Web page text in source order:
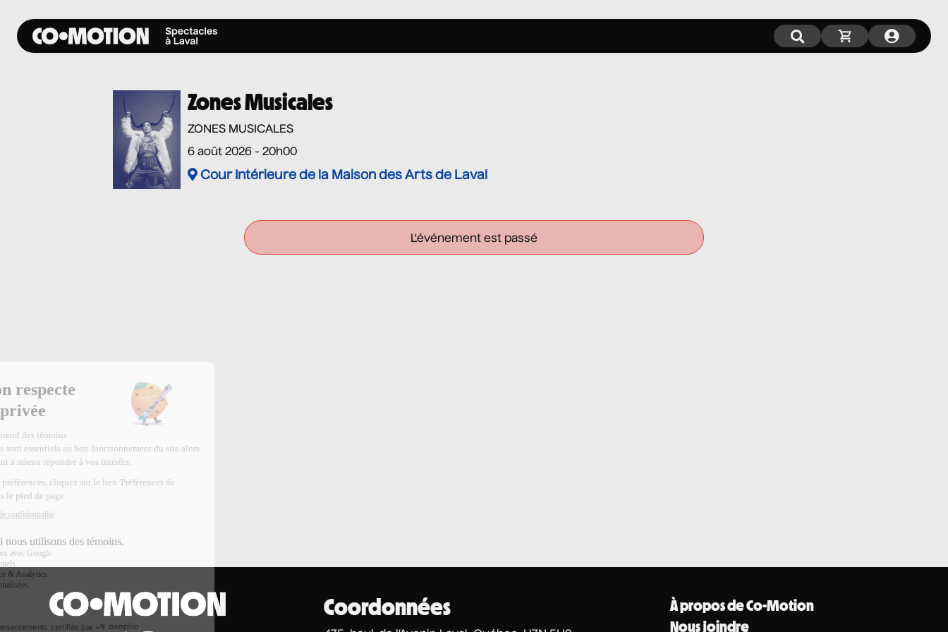
Zones Musicales
ZONES MUSICALES
6 août 2026 - 20h00
Cour Intérieure de la Maison des Arts de Laval
L'événement est passé
Coordonnées
À propos de Co-Motion
Nous joindre